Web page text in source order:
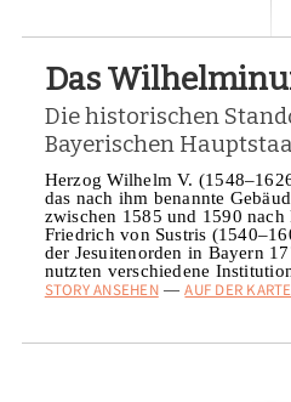
Das
Die historischen
Bayerischen
Herzog Wilhelm V.
das nach ihm benannte
zwischen 1585 und 1590 nach
Friedrich von Sustris
der Jesuitenorden in Bayern
nutzten verschiedene
STORY ANSEHEN — AUF DER